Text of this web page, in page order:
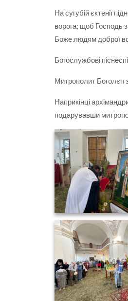
На сугубій єктенії
ворога; щоб Господь
Боже людям доброї
Богослужбові
Митрополит Боголєп
Наприкінці
подарувавши